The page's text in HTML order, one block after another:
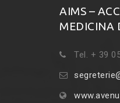
AIMS –
MEDICINA
Tel. + 39